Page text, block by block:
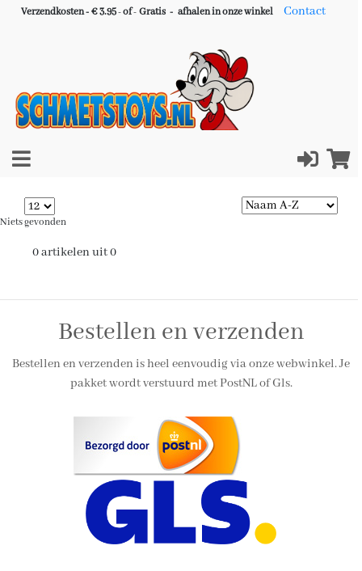
Verzendkosten - € 3.95-of- Gratis - afhalen in onze winkel Contact
Niets gevonden
0 artikelen uit 0
Bestellen en verzenden
Bestellen en verzenden is heel eenvoudig via onze webwinkel. Je
pakket wordt verstuurd met PostNL of Gls.